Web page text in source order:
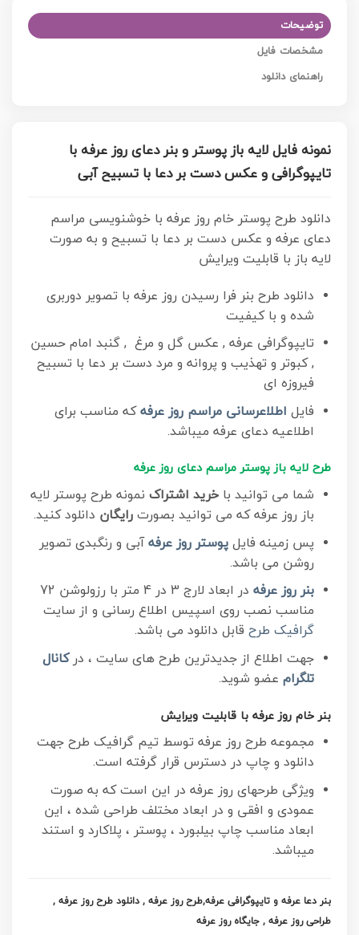
توضیحات
مشخصات فایل
راهنمای دانلود
نمونه فایل لایه باز پوستر و بنر دعای روز عرفه با
تایپوگرافی و عکس دست بر دعا با تسبیح آبی
دانلود طرح پوستر خام روز عرفه با خوشنویسی مراسم
دعای عرفه و عکس دست بر دعا با تسبیح و به صورت
لایه باز با قابلیت ویرایش
دانلود طرح بنر فرا رسیدن روز عرفه با تصویر دوربری
شده و با کیفیت
تایپوگرافی عرفه , عکس گل و مرغ , گنبد امام حسین
, کبوتر و تهذیب و پروانه و مرد دست بر دعا با تسبیح
فیروزه ای
فایل اطلاعرسانی مراسم روز عرفهکه مناسب برای
اطلاعیه دعای عرفه میباشد.
طرح لایه باز پوستر مراسم دعای روز عرفه
شما می توانید با خرید اشتراکنمونه طرح پوستر لایه
باز روز عرفه که می توانید بصورت رایگان دانلود کنید.
پس زمینه فایل پوستر روز عرفهآبی و رنگبدی تصویر
روشن می باشد.
بنر روز عرفه
در ابعاد لارج 3 در 4 متر با رزولوشن 72
مناسب نصب روی اسپیس اطلاع رسانی و از سایت
گرافیک طرحقابل دانلود می باشد.
جهت اطلاع از جدیدترین طرح های سایت ، درکانال
تلگرامعضو شوید.
بنر خام روز عرفه با قابلیت ویرایش
مجموعه طرح روز عرفه توسط تیم گرافیک طرح جهت
دانلود و چاپ در دسترس قرار گرفته است.
ویژگی طرحهای روز عرفه در این است که به صورت
عمودی و افقی و در ابعاد مختلف طراحی شده ، این
ابعاد مناسب چاپ بیلبورد ، پوستر ، پلاکارد و استند
میباشد.
بنر دعا عرفه و تایپوگرافی عرفه,طرح روز عرفه , دانلود طرح روز عرفه ,
طراحی روز عرفه , جایگاه روز عرفه